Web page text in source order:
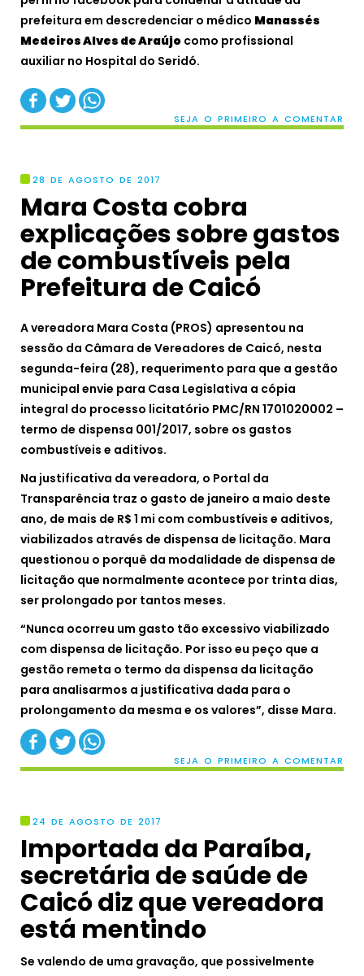
prefeitura em descredenciar o médico Manassés
Medeiros Alves de Araújo como profissional
auxiliar no Hospital do Seridó.
SEJA O PRIMEIRO A COMENTAR
28 DE AGOSTO DE 2017
Mara Costa cobra
explicações sobre gastos
de combustíveis pela
Prefeitura de Caicó
A vereadora Mara Costa (PROS) apresentou na
sessão da Câmara de Vereadores de Caicó, nesta
segunda-feira (28), requerimento para que a gestão
municipal envie para Casa Legislativa a cópia
integral do processo licitatório PMC/RN 1701020002 –
termo de dispensa 001/2017, sobre os gastos
combustíveis e aditivos.
Na justificativa da vereadora, o Portal da
Transparência traz o gasto de janeiro a maio deste
ano, de mais de R$ 1 mi com combustíveis e aditivos,
viabilizados através de dispensa de licitação. Mara
questionou o porquê da modalidade de dispensa de
licitação que normalmente acontece por trinta dias,
ser prolongado por tantos meses.
“Nunca ocorreu um gasto tão excessivo viabilizado
com dispensa de licitação. Por isso eu peço que a
gestão remeta o termo da dispensa da licitação
para analisarmos a justificativa dada para o
prolongamento da mesma e os valores”, disse Mara.
SEJA O PRIMEIRO A COMENTAR
24 DE AGOSTO DE 2017
Importada da Paraíba,
secretária de saúde de
Caicó diz que vereadora
está mentindo
Se valendo de uma gravação, que possivelmente